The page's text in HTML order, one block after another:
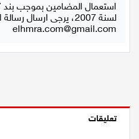
مقالات
مطبخ
جمال وازياء
لسنة 2007، يرجى ارسال رسالة الى: